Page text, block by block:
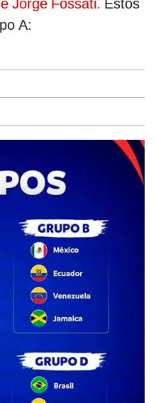
Jorge Fossati. Estos
A: